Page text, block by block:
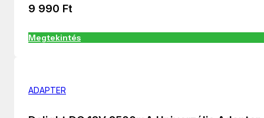
9 990 Ft
Megtekintés
ADAPTER